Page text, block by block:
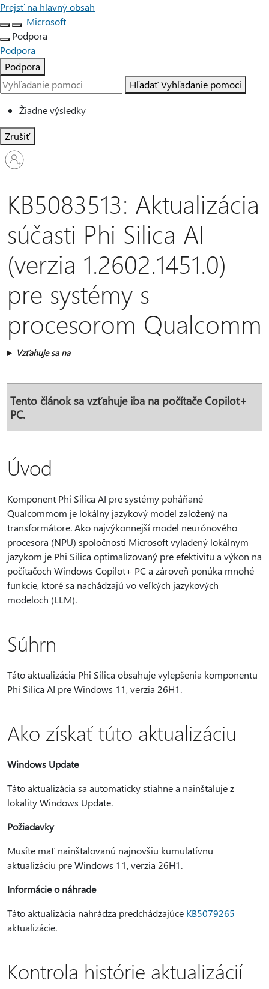
Prejsť na hlavný obsah
Microsoft
Podpora
Podpora
Podpora
HľadaťVyhľadanie pomoci
Žiadne výsledky
Zrušiť
Prihláste
sa
kontu
KB5083513: Aktualizácia
súčasti Phi Silica AI
(verzia 1.2602.1451.0)
pre systémy s
procesorom Qualcomm
Vzťahuje sa na
Tento článok sa vzťahuje iba na počítače Copilot+
PC.
Úvod
Komponent Phi Silica AI pre systémy poháňané
Qualcommom je lokálny jazykový model založený na
transformátore. Ako najvýkonnejší model neurónového
procesora (NPU) spoločnosti Microsoft vyladený lokálnym
jazykom je Phi Silica optimalizovaný pre efektivitu a výkon na
počítačoch Windows Copilot+ PC a zároveň ponúka mnohé
funkcie, ktoré sa nachádzajú vo veľkých jazykových
modeloch (LLM).
Súhrn
Táto aktualizácia Phi Silica obsahuje vylepšenia komponentu
Phi Silica AI pre Windows 11, verzia 26H1.
Ako získať túto aktualizáciu
Windows Update
Táto aktualizácia sa automaticky stiahne a nainštaluje z
lokality Windows Update.
Požiadavky
Musíte mať nainštalovanú najnovšiu kumulatívnu
aktualizáciu pre Windows 11, verzia 26H1.
Informácie o náhrade
Táto aktualizácia nahrádza predchádzajúce KB5079265
aktualizácie.
Kontrola histórie aktualizácií